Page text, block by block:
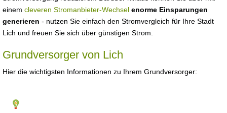
einem cleveren Stromanbieter-Wechsel enorme Einsparungen
generieren - nutzen Sie einfach den Stromvergleich für Ihre Stadt
Lich und freuen Sie sich über günstigen Strom.
Grundversorger von Lich
Hier die wichtigsten Informationen zu Ihrem Grundversorger: